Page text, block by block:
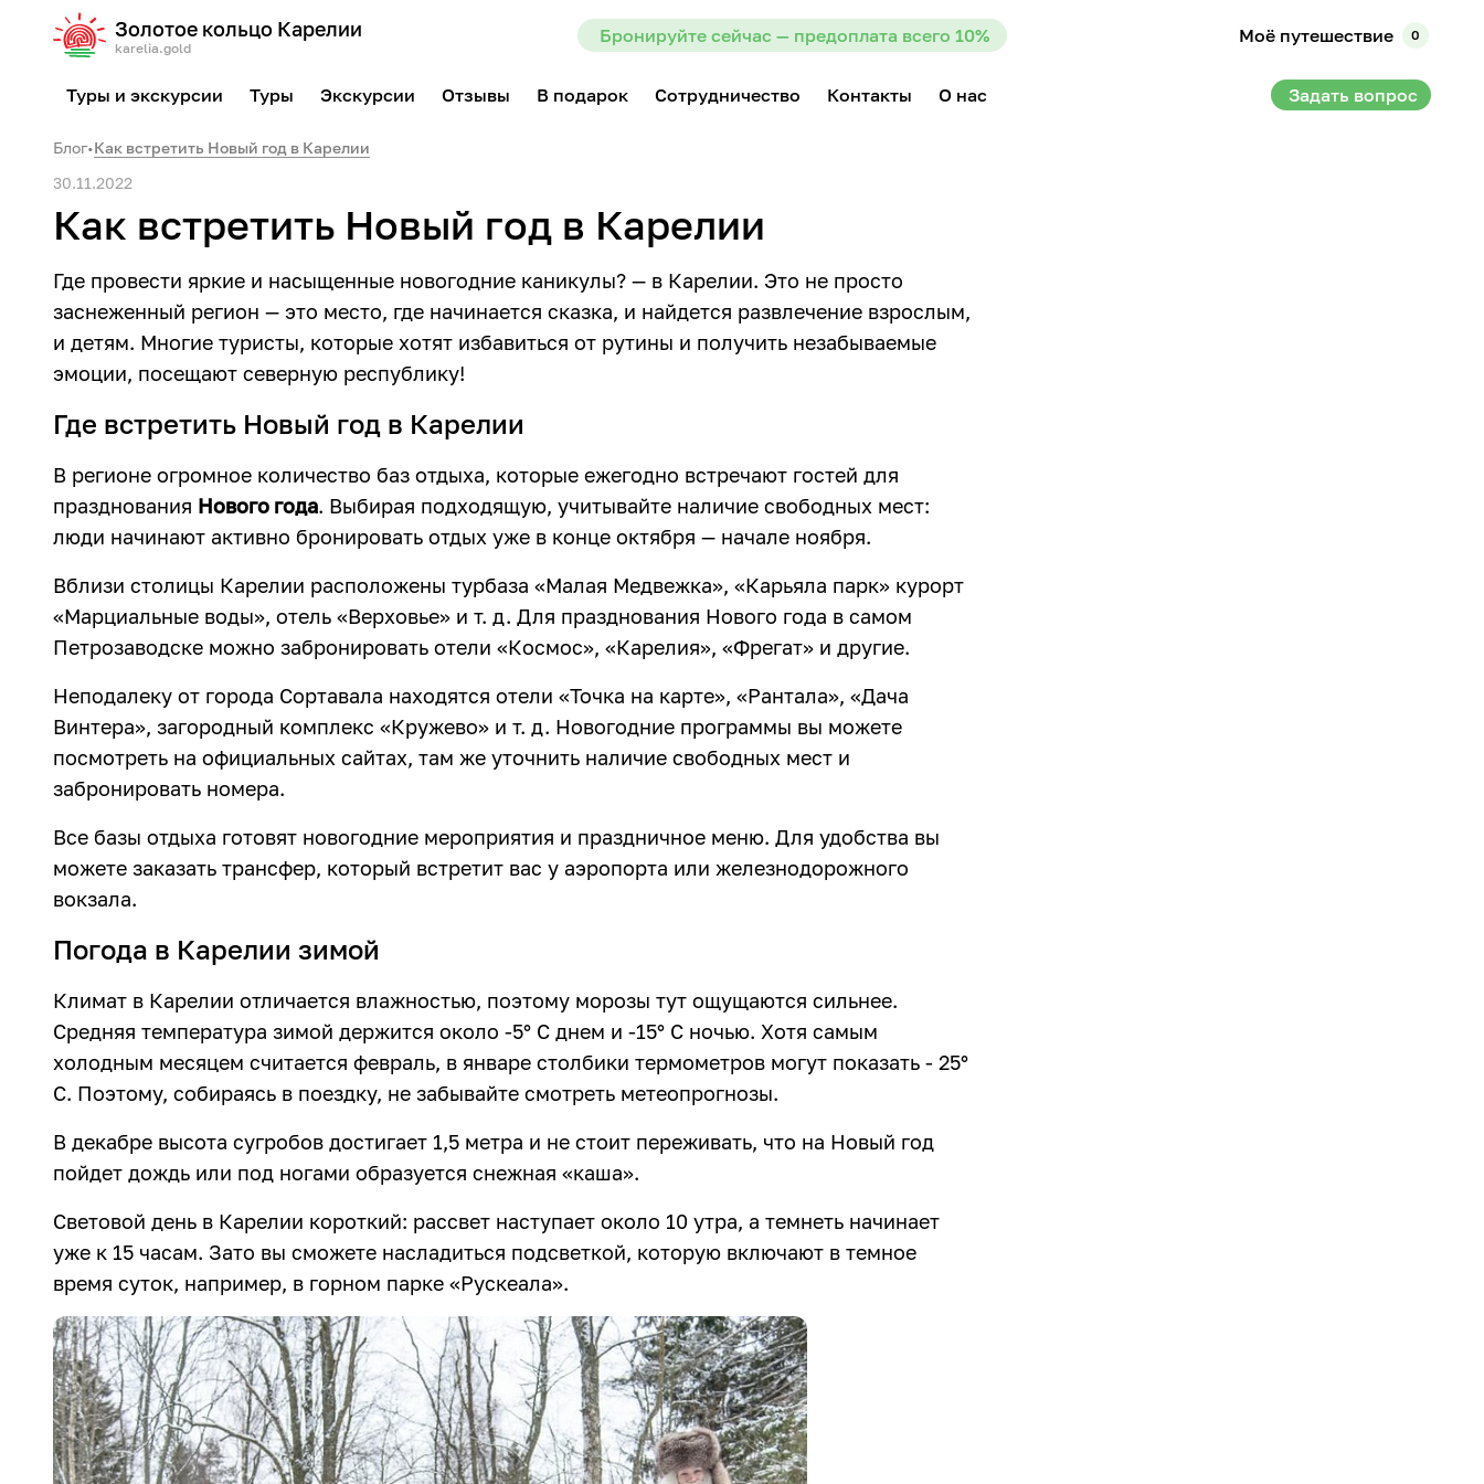
Золотое кольцо Карелии
karelia.gold
Бронируйте сейчас — предоплата всего 10% Моё путешествие 0
Туры и экскурсии Туры Экскурсии Отзывы В подарок Сотрудничество Контакты О нас Задать вопрос
Блог•Как встретить Новый год в Карелии
30.11.2022
Как встретить Новый год в Карелии
Где провести яркие и насыщенные новогодние каникулы? — в Карелии. Это не просто
заснеженный регион — это место, где начинается сказка, и найдется развлечение взрослым,
и детям. Многие туристы, которые хотят избавиться от рутины и получить незабываемые
эмоции, посещают северную республику!
Где встретить Новый год в Карелии
В регионе огромное количество баз отдыха, которые ежегодно встречают гостей для
празднования Нового года. Выбирая подходящую, учитывайте наличие свободных мест:
люди начинают активно бронировать отдых уже в конце октября — начале ноября.
Вблизи столицы Карелии расположены турбаза «Малая Медвежка», «Карьяла парк» курорт
«Марциальные воды», отель «Верховье» и т. д. Для празднования Нового года в самом
Петрозаводске можно забронировать отели «Космос», «Карелия», «Фрегат» и другие.
Неподалеку от города Сортавала находятся отели «Точка на карте», «Рантала», «Дача
Винтера», загородный комплекс «Кружево» и т. д. Новогодние программы вы можете
посмотреть на официальных сайтах, там же уточнить наличие свободных мест и
забронировать номера.
Все базы отдыха готовят новогодние мероприятия и праздничное меню. Для удобства вы
можете заказать трансфер, который встретит вас у аэропорта или железнодорожного
вокзала.
Погода в Карелии зимой
Климат в Карелии отличается влажностью, поэтому морозы тут ощущаются сильнее.
Средняя температура зимой держится около -5° C днем и -15° C ночью. Хотя самым
холодным месяцем считается февраль, в январе столбики термометров могут показать - 25°
C. Поэтому, собираясь в поездку, не забывайте смотреть метеопрогнозы.
В декабре высота сугробов достигает 1,5 метра и не стоит переживать, что на Новый год
пойдет дождь или под ногами образуется снежная «каша».
Световой день в Карелии короткий: рассвет наступает около 10 утра, а темнеть начинает
уже к 15 часам. Зато вы сможете насладиться подсветкой, которую включают в темное
время суток, например, в горном парке «Рускеала».